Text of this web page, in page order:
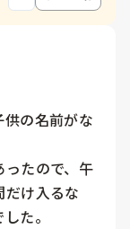
の名前がな
ったので、午
け入るな
た。